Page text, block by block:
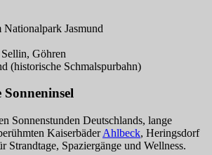
Jasmund
Göhren
(historische Schmalspurbahn)
Sonneninsel
Sonnenstunden Deutschlands, lange
KaiserbäderAhlbeck, Heringsdorf
Strandtage, Spaziergänge und Wellness.